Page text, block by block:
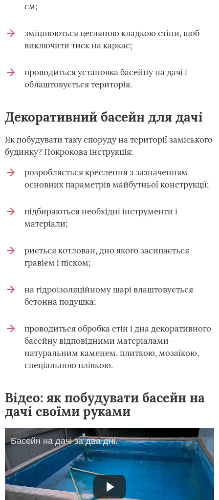
см;
зміцнюються цегляною кладкою стіни, щоб
виключити тиск на каркас;
проводиться установка басейну на дачі і
облаштовується територія.
Декоративний басейн для дачі
Як побудувати таку споруду на території заміського
будинку? Покрокова інструкція:
розробляється креслення з зазначенням
основних параметрів майбутньої конструкції;
підбираються необхідні інструменти і
матеріали;
риється котлован, дно якого засипається
гравієм і піском;
на гідроізоляційному шарі влаштовується
бетонна подушка;
проводиться обробка стін і дна декоративного
басейну відповідними матеріалами –
натуральним каменем, плиткою, мозаїкою,
спеціальною плівкою.
Відео: як побудувати басейн на
дачі своїми руками
Басейн на дачі за два дні.